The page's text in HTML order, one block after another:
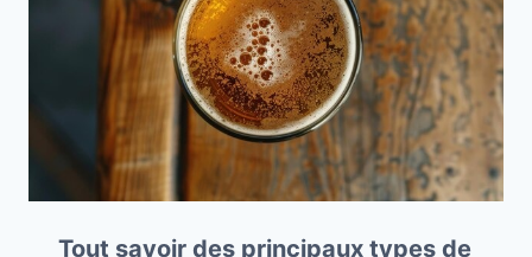
Tout savoir des principaux types de